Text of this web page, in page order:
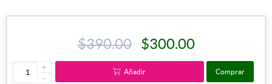
$390.00 $300.00
+
-
Añadir Comprar